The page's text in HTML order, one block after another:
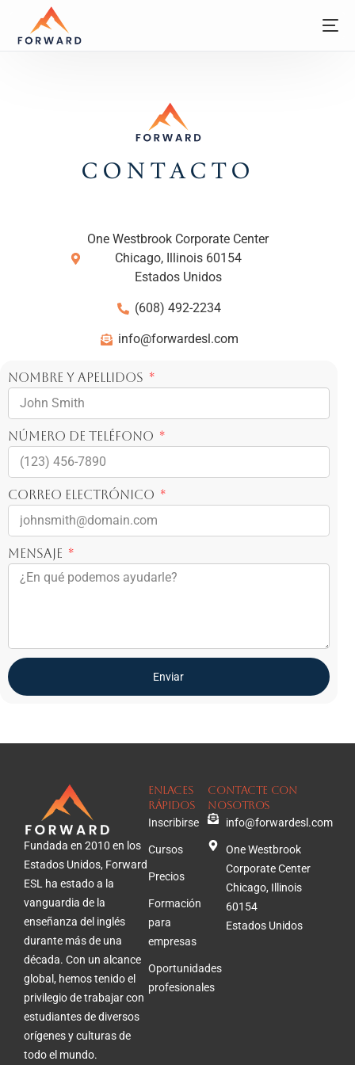
CONTACTO
One Westbrook Corporate Center
Chicago, Illinois 60154
Estados Unidos
(608) 492-2234
info@forwardesl.com
Nombre y apellidos
Número de teléfono
Correo electrónico
Mensaje
Enviar
Fundada en 2010 en los
Estados Unidos, Forward
ESL ha estado a la
vanguardia de la
enseñanza del inglés
durante más de una
década. Con un alcance
global, hemos tenido el
privilegio de trabajar con
estudiantes de diversos
orígenes y culturas de
todo el mundo.
enlaces
rápidos
Inscribirse
Cursos
Precios
Formación
para
empresas
Oportunidades
profesionales
Contacte con
nosotros
info@forwardesl.com
One Westbrook
Corporate Center
Chicago, Illinois
60154
Estados Unidos